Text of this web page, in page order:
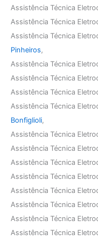
Assistência Técnica
Assistência Técnica
Assistência Técnica
Pinheiros,
Assistência Técnica
Assistência Técnica
Assistência Técnica
Assistência Técnica
Bonfiglioli,
Assistência Técnica
Assistência Técnica
Assistência Técnica
Assistência Técnica
Assistência Técnica
Assistência Técnica
Assistência Técnica
Assistência Técnica